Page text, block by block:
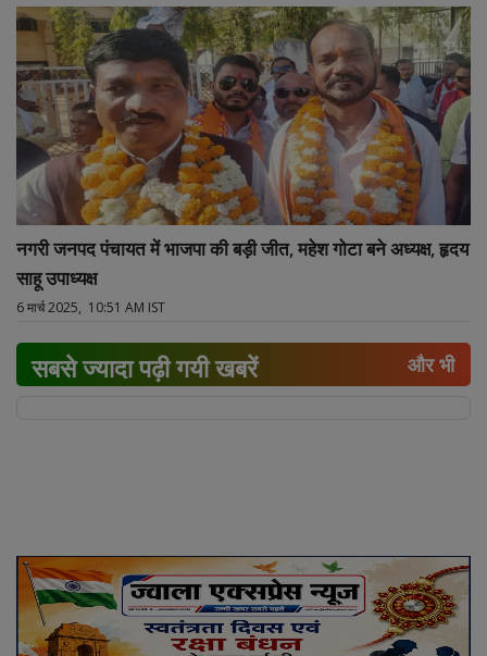
नगरी जनपद पंचायत में भाजपा की बड़ी जीत, महेश गोटा बने अध्यक्ष, हृदय
साहू उपाध्यक्ष
6 मार्च 2025, 10:51 AM IST
सबसे ज्यादा पढ़ी गयी खबरें और भी